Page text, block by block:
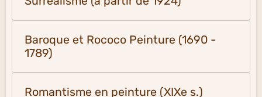
Baroque et Rococo Peinture (1690 -
1789)
Romantisme en peinture (XIXe s.)